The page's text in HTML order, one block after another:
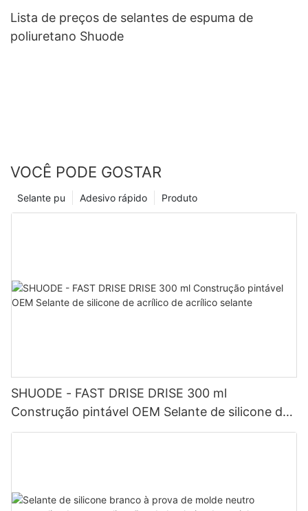
Lista de preços de selantes de espuma de
poliuretano Shuode
VOCÊ PODE GOSTAR
Produto
Adesivo rápido
Selante pu
SHUODE - FAST DRISE DRISE 300 ml
Construção pintável OEM Selante de silicone de
acrílico de acrílico selante